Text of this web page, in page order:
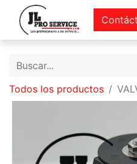
Todos los productos